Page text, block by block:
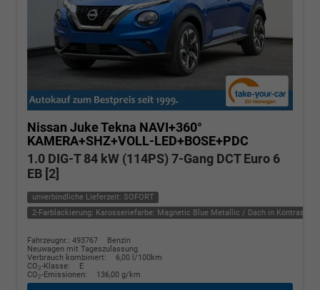
Nissan JukeTekna NAVI+360°
KAMERA+SHZ+VOLL-LED+BOSE+PDC
1.0 DIG-T 84 kW (114PS) 7-Gang DCT Euro 6
EB [2]
unverbindliche Lieferzeit: SOFORT
2-Farblackierung: Karosseriefarbe: Magnetic Blue Metallic / Dach in
Fahrzeugnr.: 493767
Benzin
Neuwagen mit Tageszulassung
Verbrauch kombiniert:
6,00 l/100km
CO2-Klasse:
E
CO2-Emissionen: 136,00 g/km